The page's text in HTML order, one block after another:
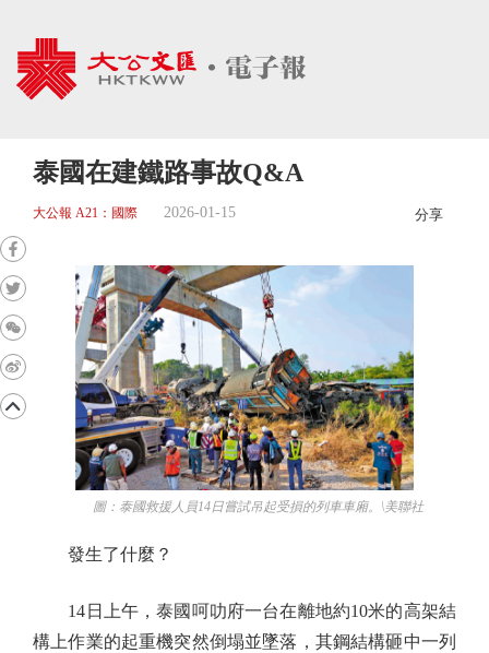
泰國在建鐵路事故Q&A
大公報 A21：國際 2026-01-15 分享
圖：泰國救援人員14日嘗試吊起受損的列車車廂。\美聯社
發生了什麼？
14日上午，泰國呵叻府一台在離地約10米的高架結
構上作業的起重機突然倒塌並墜落，其鋼結構砸中一列